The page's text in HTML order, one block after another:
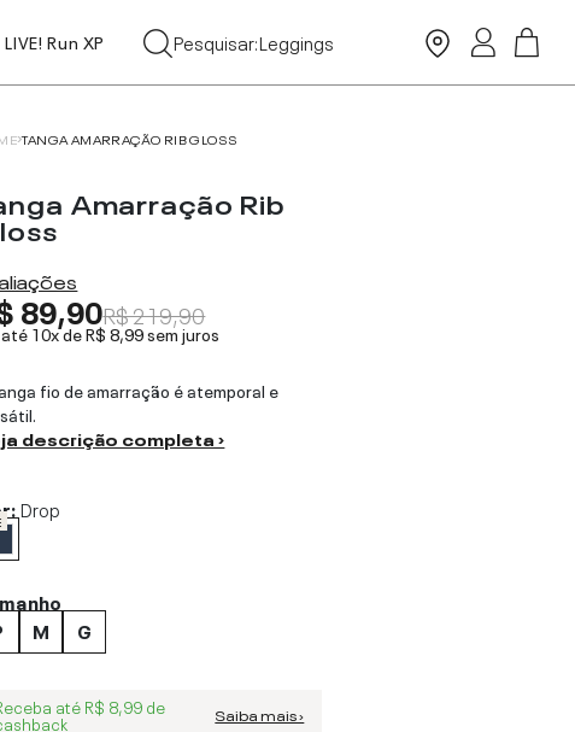
LIVE! Run XP
Pesquisar:Leggings
TANGA AMARRAÇÃO RIB GLOSS
Amarração Rib
89,90R$ 219,90
até 10x deR$ 8,99sem juros
fio de amarração é atemporal e
descrição completa ›
Drop
M G
atéR$ 8,99 de Saiba mais ›